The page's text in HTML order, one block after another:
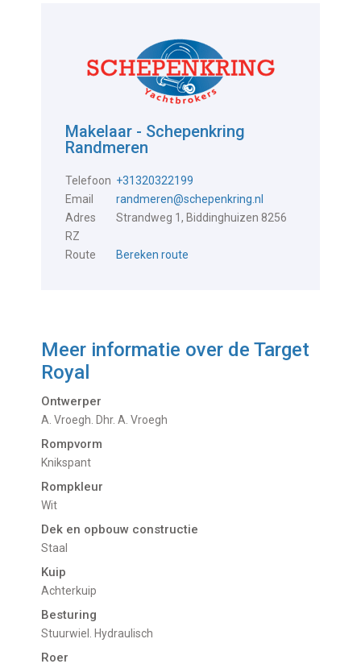
Makelaar - Schepenkring
Randmeren
Telefoon +31320322199
Email
randmeren@schepenkring.nl
Adres
Strandweg 1, Biddinghuizen 8256
RZ
Route
Bereken route
Meer informatie over deTarget
Royal
Ontwerper
A. Vroegh. Dhr. A. Vroegh
Rompvorm
Knikspant
Rompkleur
Wit
Dek en opbouw constructie
Staal
Kuip
Achterkuip
Besturing
Stuurwiel. Hydraulisch
Roer